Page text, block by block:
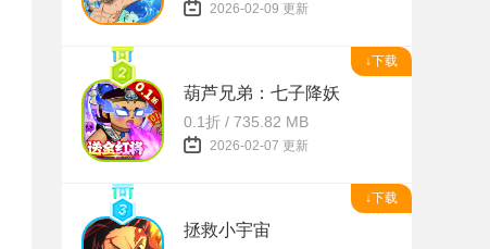
2026-02-09 更新
↓下载
葫芦兄弟：七子降妖
0.1折 / 735.82 MB
2026-02-07 更新
↓下载
拯救小宇宙